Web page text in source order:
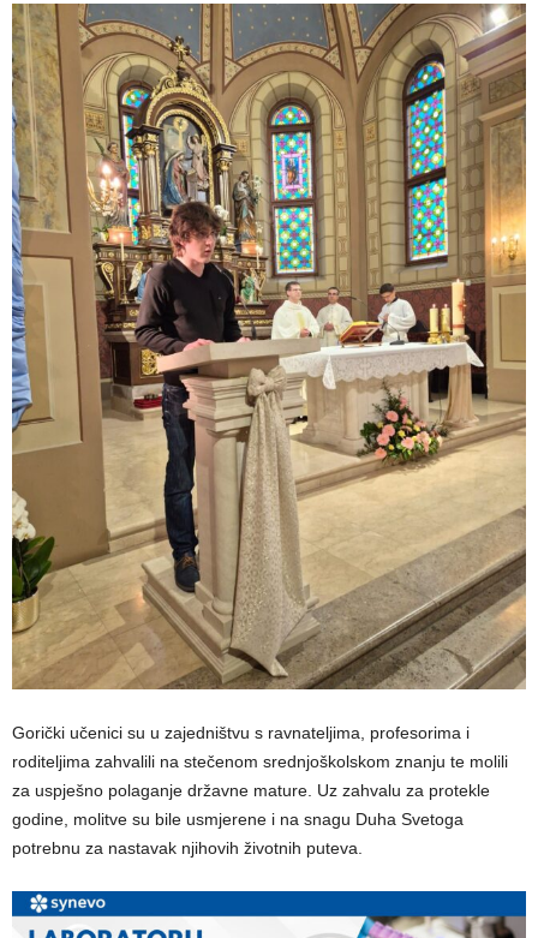
Gorički učenici su u zajedništvu s ravnateljima, profesorima i
roditeljima zahvalili na stečenom srednjoškolskom znanju te molili
za uspješno polaganje državne mature. Uz zahvalu za protekle
godine, molitve su bile usmjerene i na snagu Duha Svetoga
potrebnu za nastavak njihovih životnih puteva.